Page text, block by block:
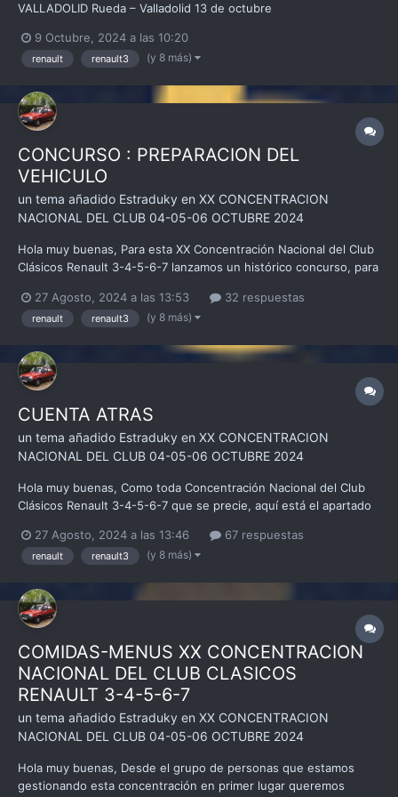
VALLADOLID Rueda – Valladolid 13 de octubre
9 Octubre, 2024 a las 10:20
renault renault3 (y 8 más)
CONCURSO : PREPARACION DEL
VEHICULO
un tema añadido Estraduky en XX CONCENTRACION
NACIONAL DEL CLUB 04-05-06 OCTUBRE 2024
Hola muy buenas, Para esta XX Concentración Nacional del Club
Clásicos Renault 3-4-5-6-7 lanzamos un histórico concurso, para
conocer en las Redes Sociales en las que está presente, este
nuestro club, que son Instagram, FaceBook y Twit...
27 Agosto, 2024 a las 13:53 32 respuestas
renault renault3 (y 8 más)
CUENTA ATRAS
un tema añadido Estraduky en XX CONCENTRACION
NACIONAL DEL CLUB 04-05-06 OCTUBRE 2024
Hola muy buenas, Como toda Concentración Nacional del Club
Clásicos Renault 3-4-5-6-7 que se precie, aquí está el apartado
el coco Comienzo yo a ver qué tal sale.... Sólo quedan .... 38 días
R3+R8 +...
27 Agosto, 2024 a las 13:46 67 respuestas
renault renault3 (y 8 más)
COMIDAS-MENUS XX CONCENTRACION
NACIONAL DEL CLUB CLASICOS
RENAULT 3-4-5-6-7
un tema añadido Estraduky en XX CONCENTRACION
NACIONAL DEL CLUB 04-05-06 OCTUBRE 2024
Hola muy buenas, Desde el grupo de personas que estamos
gestionando esta concentración en primer lugar queremos